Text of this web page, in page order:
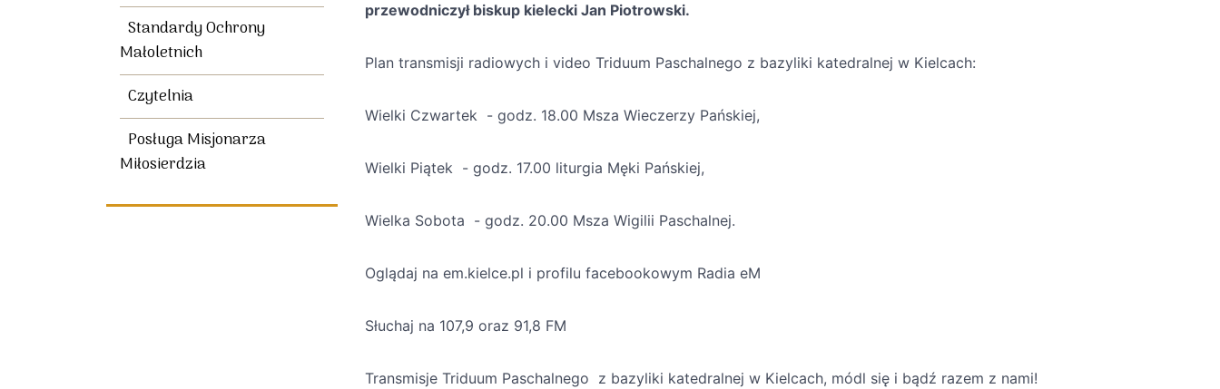
Standardy Ochrony
Małoletnich
Czytelnia
Posługa Misjonarza
Miłosierdzia
przewodniczył biskup kielecki Jan Piotrowski.
Plan transmisji radiowych i video Triduum Paschalnego z bazyliki katedralnej w Kielcach:
Wielki Czwartek - godz. 18.00 Msza Wieczerzy Pańskiej,
Wielki Piątek - godz. 17.00 liturgia Męki Pańskiej,
Wielka Sobota - godz. 20.00 Msza Wigilii Paschalnej.
Oglądaj na em.kielce.pl i profilu facebookowym Radia eM
Słuchaj na 107,9 oraz 91,8 FM
Transmisje Triduum Paschalnego z bazyliki katedralnej w Kielcach, módl się i bądź razem z nami!